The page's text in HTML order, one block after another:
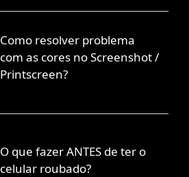
Como resolver problema
com as cores no Screenshot /
Printscreen?
O que fazer ANTES de ter o
celular roubado?